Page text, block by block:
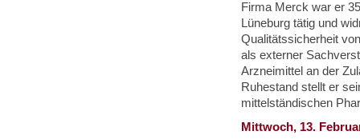
Firma Merck war er
Lüneburg tätig und
Qualitätssicherheit
als externer
Arzneimittel an der
Ruhestand stellt er
mittelständischen
Mittwoch, 13.